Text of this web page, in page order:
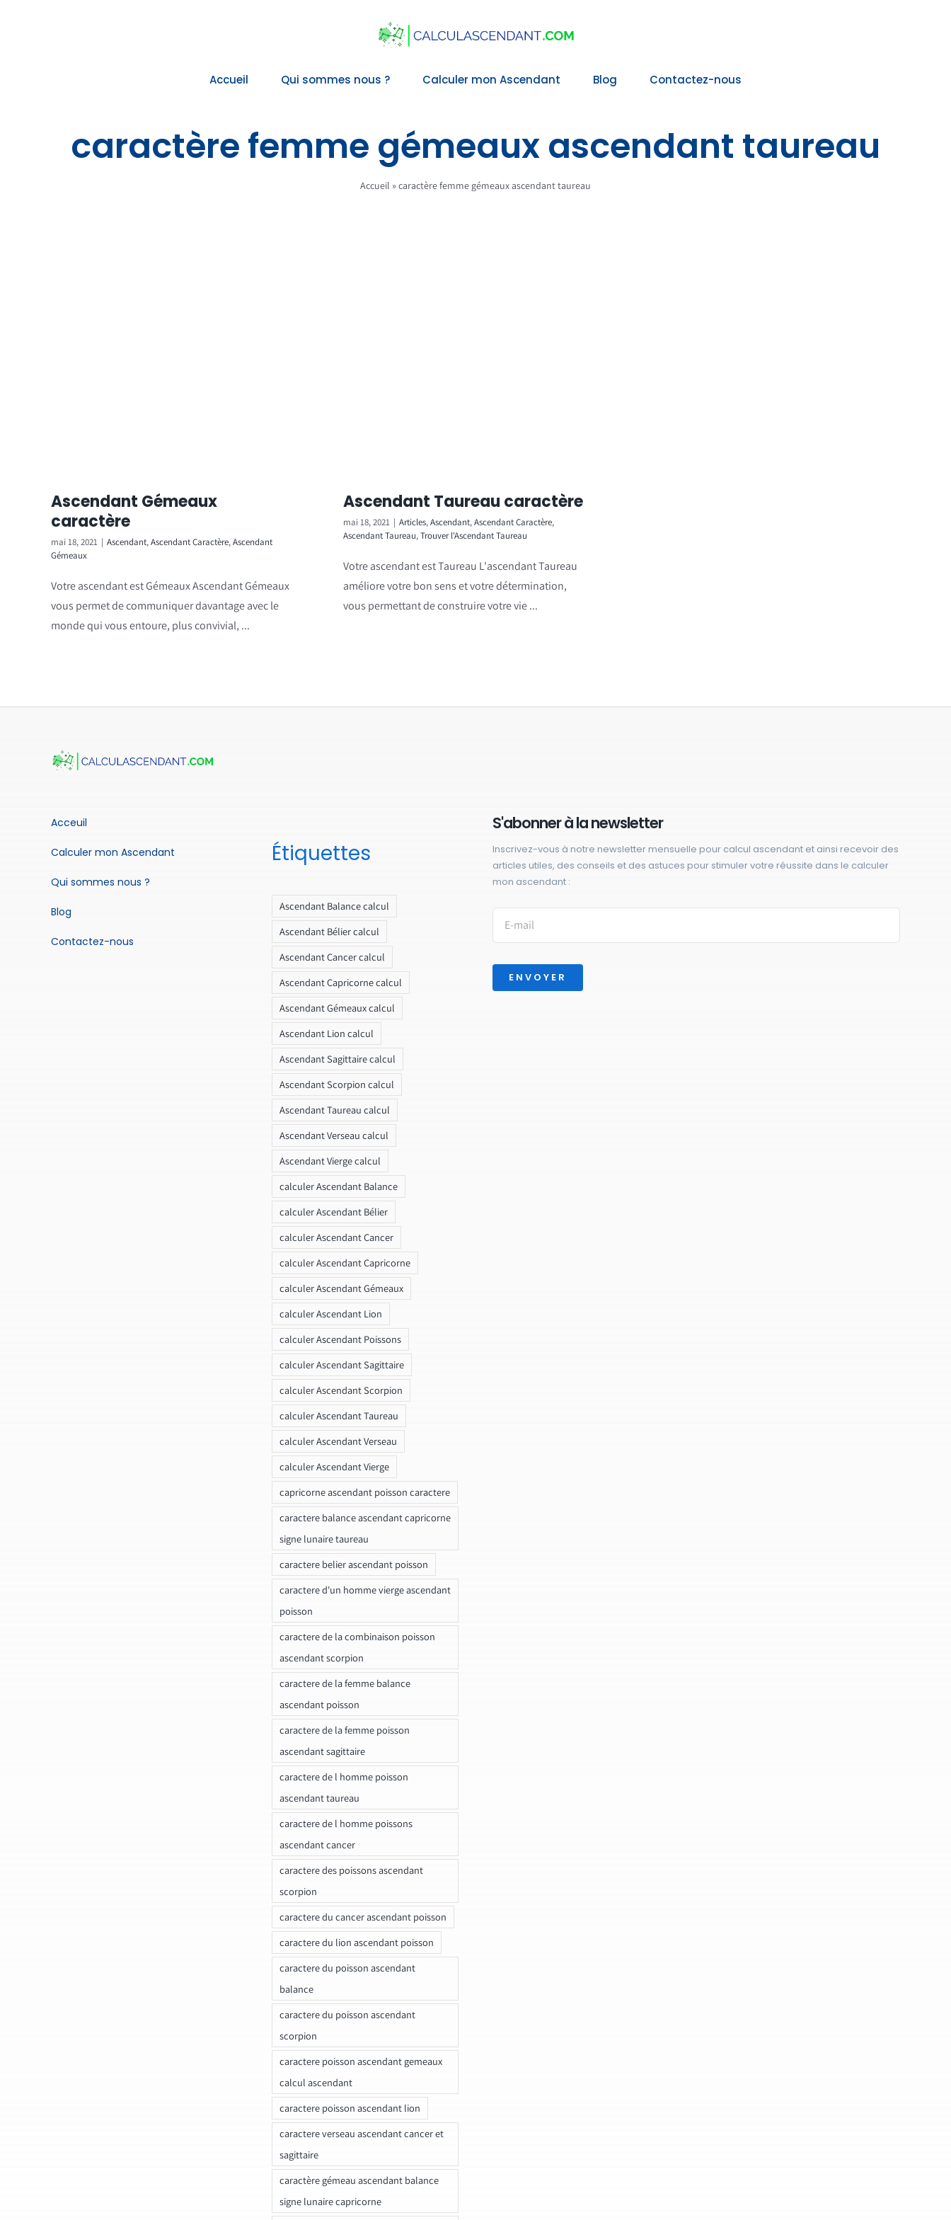
Accueil Qui sommes nous ? Calculer mon Ascendant Blog Contactez-nous
caractère femme gémeaux ascendant taureau
Accueil »caractère femme gémeaux ascendant taureau
Ascendant Gémeaux
caractère
mai 18, 2021 | Ascendant,Ascendant Caractère,Ascendant
Gémeaux
Votre ascendant est Gémeaux Ascendant Gémeaux
vous permet de communiquer davantage avec le
monde qui vous entoure, plus convivial, ...
Ascendant Taureau caractère
mai 18, 2021 | Articles,Ascendant,Ascendant Caractère,
Ascendant Taureau,Trouver l'Ascendant Taureau
Votre ascendant est Taureau L'ascendant Taureau
améliore votre bon sens et votre détermination,
vous permettant de construire votre vie ...
Acceuil
Calculer mon Ascendant
Qui sommes nous ?
Blog
Contactez-nous
Étiquettes
Ascendant Balance calcul
Ascendant Bélier calcul
Ascendant Cancer calcul
Ascendant Capricorne calcul
Ascendant Gémeaux calcul
Ascendant Lion calcul
Ascendant Sagittaire calcul
Ascendant Scorpion calcul
Ascendant Taureau calcul
Ascendant Verseau calcul
Ascendant Vierge calcul
calculer Ascendant Balance
calculer Ascendant Bélier
calculer Ascendant Cancer
calculer Ascendant Capricorne
calculer Ascendant Gémeaux
calculer Ascendant Lion
calculer Ascendant Poissons
calculer Ascendant Sagittaire
calculer Ascendant Scorpion
calculer Ascendant Taureau
calculer Ascendant Verseau
calculer Ascendant Vierge
capricorne ascendant poisson caractere
caractere balance ascendant capricorne
signe lunaire taureau
caractere belier ascendant poisson
caractere d'un homme vierge ascendant
poisson
caractere de la combinaison poisson
ascendant scorpion
caractere de la femme balance
ascendant poisson
caractere de la femme poisson
ascendant sagittaire
caractere de l homme poisson
ascendant taureau
caractere de l homme poissons
ascendant cancer
caractere des poissons ascendant
scorpion
caractere du cancer ascendant poisson
caractere du lion ascendant poisson
caractere du poisson ascendant
balance
caractere du poisson ascendant
scorpion
caractere poisson ascendant gemeaux
calcul ascendant
caractere poisson ascendant lion
caractere verseau ascendant cancer et
sagittaire
caractère gémeau ascendant balance
signe lunaire capricorne
S'abonner à la newsletter
Inscrivez-vous à notre newsletter mensuelle pour calcul ascendant et ainsi recevoir des
articles utiles, des conseils et des astuces pour stimuler votre réussite dans le calculer
mon ascendant :
ENVOYER